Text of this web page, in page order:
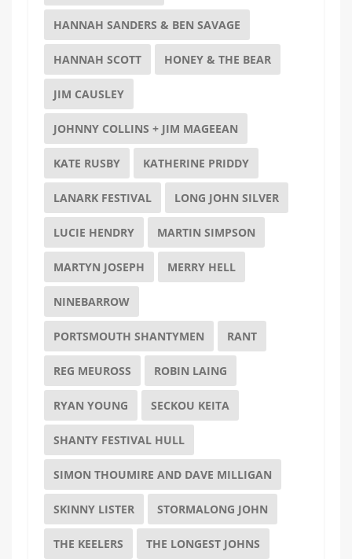
HANNAH SANDERS & BEN SAVAGE
HANNAH SCOTT HONEY & THE BEAR
JIM CAUSLEY
JOHNNY COLLINS + JIM MAGEEAN
KATE RUSBY KATHERINE PRIDDY
LANARK FESTIVAL LONG JOHN SILVER
LUCIE HENDRY MARTIN SIMPSON
MARTYN JOSEPH MERRY HELL
NINEBARROW
PORTSMOUTH SHANTYMEN RANT
REG MEUROSS ROBIN LAING
RYAN YOUNG SECKOU KEITA
SHANTY FESTIVAL HULL
SIMON THOUMIRE AND DAVE MILLIGAN
SKINNY LISTER STORMALONG JOHN
THE KEELERS THE LONGEST JOHNS